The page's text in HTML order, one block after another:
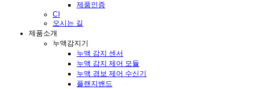
제품인증
CI
오시는 길
제품소개
누액감지기
누액 감지 센서
누액 감지 제어 모듈
누액 경보 제어 수신기
플랜지밴드